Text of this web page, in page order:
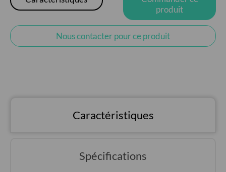
produit
Nous contacter pour ce produit
Caractéristiques
Spécifications